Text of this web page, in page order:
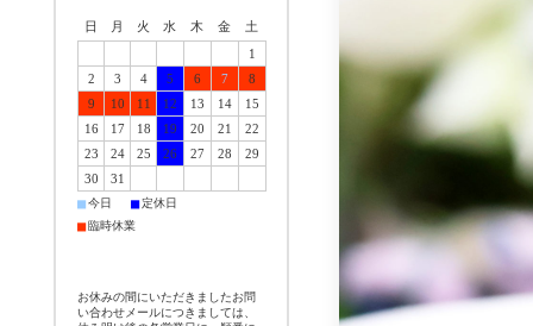
日 月 火 水 木 金
土
1
2
3 4 5 6 7
8
9
10 11 12 13 14
15
16
17 18 19 20 21
22
23
24 25 26 27 28
29
30
31
■今日 ■定休日
■ 臨時休業
お休みの間にいただきましたお問
い合わせメールにつきましては、